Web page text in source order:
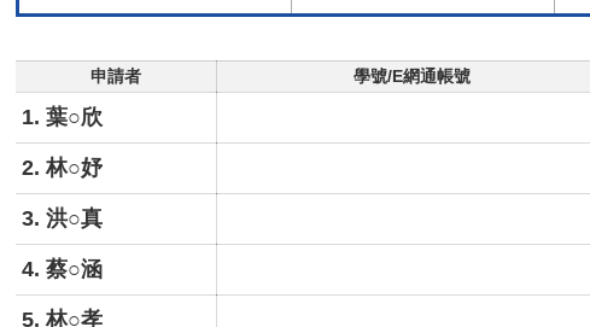
申請者 學號/E網通帳號
1. 葉○欣
2. 林○妤
3. 洪○真
4. 蔡○涵
5. 林○孝